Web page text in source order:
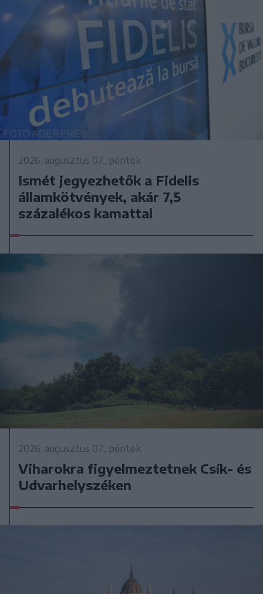
2026. augusztus 07., péntek
Ismét jegyezhetők a Fidelis
államkötvények, akár 7,5
százalékos kamattal
2026. augusztus 07., péntek
Viharokra figyelmeztetnek Csík- és
Udvarhelyszéken